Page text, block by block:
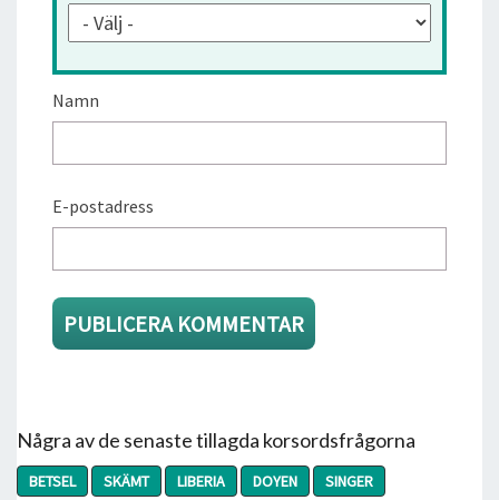
Namn
E-postadress
Några av de senaste tillagda korsordsfrågorna
BETSEL SKÄMT LIBERIA DOYEN
SINGER